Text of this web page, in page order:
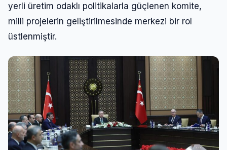
yerli üretim odaklı politikalarla güçlenen komite,
milli projelerin geliştirilmesinde merkezi bir rol
üstlenmiştir.
Şifre
Beni Hatırla Şifremi Unuttum
Giriş Yap